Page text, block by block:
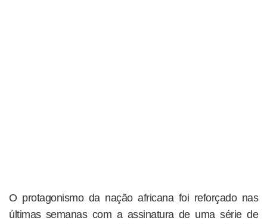
O protagonismo da nação africana foi reforçado nas
últimas semanas com a assinatura de uma série de